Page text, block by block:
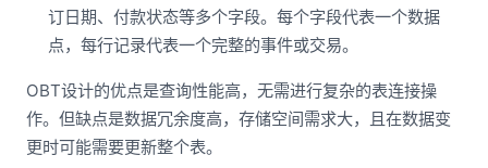
订日期、付款状态等多个字段。每个字段代表一个数据
点，每行记录代表一个完整的事件或交易。
OBT设计的优点是查询性能高，无需进行复杂的表连接操
作。但缺点是数据冗余度高，存储空间需求大，且在数据变
更时可能需要更新整个表。